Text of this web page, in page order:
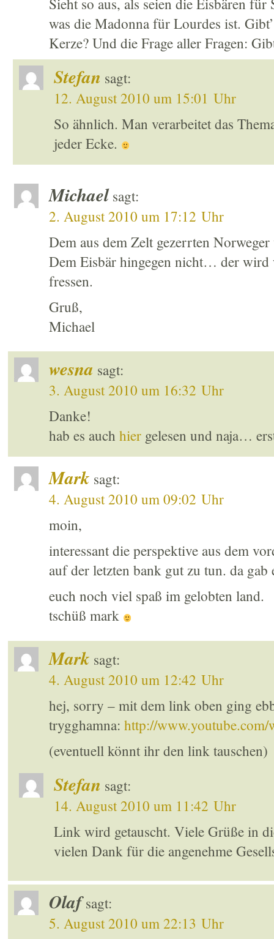
Sieht so aus, als seien die Eisbären
was die Madonna für Lourdes ist.
Kerze? Und die Frage aller Fragen:
Stefan sagt:
12. August 2010 um 15:01 Uhr
So ähnlich. Man verarbeitet das
jeder Ecke.
Michael sagt:
2. August 2010 um 17:12 Uhr
Dem aus dem Zelt gezerrten
Dem Eisbär hingegen nicht… der wird
fressen.
Gruß,
Michael
wesna sagt:
3. August 2010 um 16:32 Uhr
Danke!
hab es auch hiergelesen und naja…
Mark sagt:
4. August 2010 um 09:02 Uhr
moin,
interessant die perspektive aus dem
auf der letzten bank gut zu tun. da
euch noch viel spaß im gelobten land.
tschüß mark
Mark sagt:
4. August 2010 um 12:42 Uhr
hej, sorry – mit dem link oben ging
trygghamna: http://
(eventuell könnt ihr den link tauschen)
Stefan sagt:
14. August 2010 um 11:42 Uhr
Link wird getauscht. Viele Grüße in
vielen Dank für die angenehme
Olaf sagt:
5. August 2010 um 22:13 Uhr